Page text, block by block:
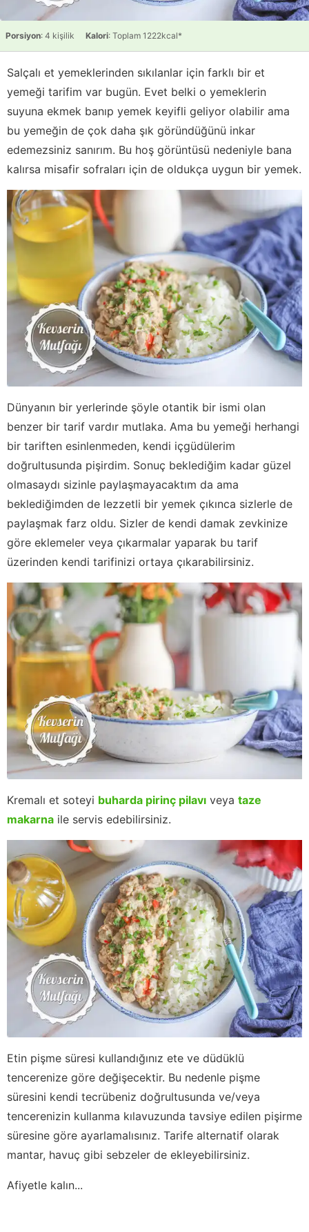
Porsiyon: 4 kişilik Kalori: Toplam 1222kcal*
Salçalı et yemeklerinden sıkılanlar için farklı bir et
yemeği tarifim var bugün. Evet belki o yemeklerin
suyuna ekmek banıp yemek keyifli geliyor olabilir ama
bu yemeğin de çok daha şık göründüğünü inkar
edemezsiniz sanırım. Bu hoş görüntüsü nedeniyle bana
kalırsa misafir sofraları için de oldukça uygun bir yemek.
Dünyanın bir yerlerinde şöyle otantik bir ismi olan
benzer bir tarif vardır mutlaka. Ama bu yemeği herhangi
bir tariften esinlenmeden, kendi içgüdülerim
doğrultusunda pişirdim. Sonuç beklediğim kadar güzel
olmasaydı sizinle paylaşmayacaktım da ama
beklediğimden de lezzetli bir yemek çıkınca sizlerle de
paylaşmak farz oldu. Sizler de kendi damak zevkinize
göre eklemeler veya çıkarmalar yaparak bu tarif
üzerinden kendi tarifinizi ortaya çıkarabilirsiniz.
Kremalı et soteyi buharda pirinç pilavı veya taze
makarna ile servis edebilirsiniz.
Etin pişme süresi kullandığınız ete ve düdüklü
tencerenize göre değişecektir. Bu nedenle pişme
süresini kendi tecrübeniz doğrultusunda ve/veya
tencerenizin kullanma kılavuzunda tavsiye edilen pişirme
süresine göre ayarlamalısınız. Tarife alternatif olarak
mantar, havuç gibi sebzeler de ekleyebilirsiniz.
Afiyetle kalın...